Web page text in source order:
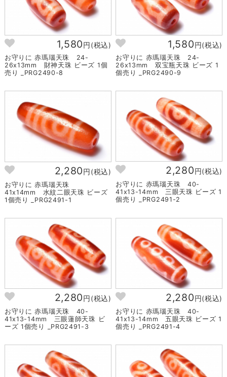
1,580円(税込)
お守りに 赤瑪瑙天珠 24-
26x13mm 財神天珠 ビーズ 1個
売り _PRG2490-8
1,580円(税込)
お守りに 赤瑪瑙天珠 24-
26x13mm 双宝瓶天珠 ビーズ 1
個売り _PRG2490-9
2,280円(税込)
お守りに 赤瑪瑙天珠
41x14mm 水紋二眼天珠 ビーズ
1個売り _PRG2491-1
2,280円(税込)
お守りに 赤瑪瑙天珠 40-
41x13-14mm 三眼天珠 ビーズ 1
個売り _PRG2491-2
2,280円(税込)
お守りに 赤瑪瑙天珠 40-
41x13-14mm 三眼蓮師天珠 ビ
ーズ 1個売り _PRG2491-3
2,280円(税込)
お守りに 赤瑪瑙天珠 40-
41x13-14mm 五眼天珠 ビーズ 1
個売り _PRG2491-4